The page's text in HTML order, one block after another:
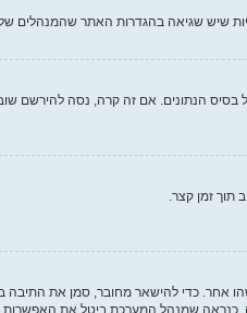
הנתונים. אם זה קרה, נסה להירשם שוב
תוך זמן קצר.
אחר. כדי להישאר מחובר, סמן את
כנראה שמנהל המערכת ביטל את האפשרות